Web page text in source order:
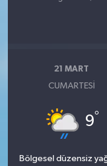
21 MART
CUMARTESI
9°
Bölgesel düzensiz